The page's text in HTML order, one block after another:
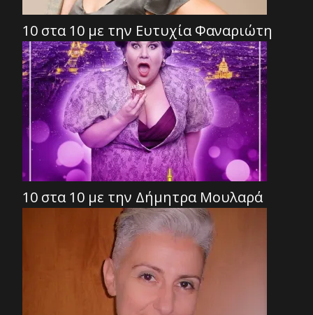
10 στα 10 με την Ευτυχία Φαναριώτη
10 στα 10 με την Δήμητρα Μουλαρά